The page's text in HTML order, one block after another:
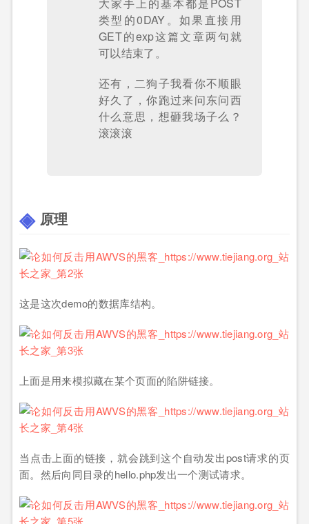
类型的0DAY。如果直接用
GET的exp这篇文章两句就
可以结束了。
还有，二狗子我看你不顺眼
好久了，你跑过来问东问西
什么意思，想砸我场子么？
滚滚滚
原理
这是这次demo的数据库结构。
上面是用来模拟藏在某个页面的陷阱链接。
当点击上面的链接，就会跳到这个自动发出post请求的页
面。然后向同目录的hello.php发出一个测试请求。